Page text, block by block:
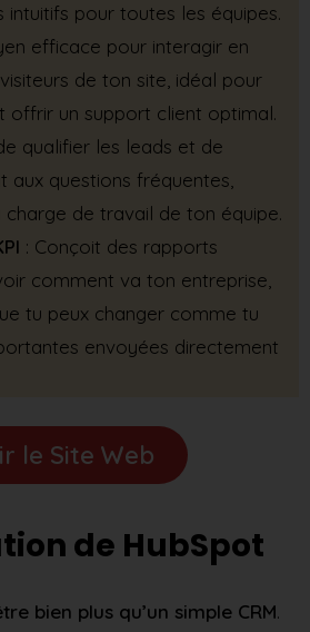
intuitifs pour toutes les équipes.
efficace pour interagir en
de ton site, idéal pour
offrir un support client optimal.
qualifier les leads et de
aux questions fréquentes,
de travail de ton équipe.
: Conçoit des rapports
comment va ton entreprise,
tu peux changer comme tu
envoyées directement
le Site Web
de HubSpot
bien plus qu’un simple CRM.